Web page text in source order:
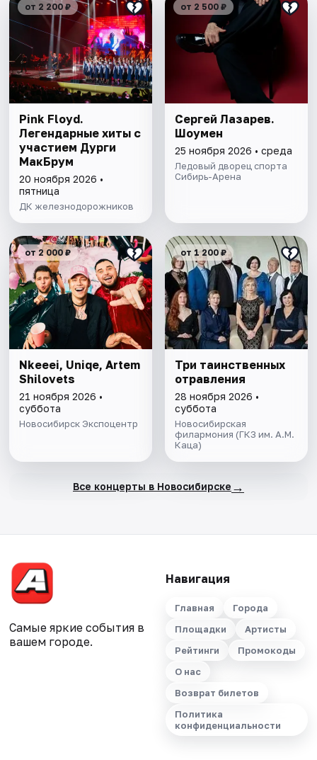
от 2 200 ₽
Pink Floyd.
Легендарные хиты с
участием Дурги
МакБрум
20 ноября 2026 •
пятница
ДК железнодорожников
от 2 500 ₽
Сергей Лазарев.
Шоумен
25 ноября 2026 • среда
Ледовый дворец спорта
Сибирь-Арена
от 2 000 ₽
Nkeeei, Uniqe, Artem
Shilovets
21 ноября 2026 •
суббота
Новосибирск Экспоцентр
от 1 200 ₽
Три таинственных
отравления
28 ноября 2026 •
суббота
Новосибирская
филармония (ГКЗ им. А.М.
Каца)
Все концерты в Новосибирске →
Самые яркие события в
вашем городе.
Навигация
Главная
Города
Площадки
Артисты
Рейтинги
Промокоды
О нас
Возврат билетов
Политика
конфиденциальности